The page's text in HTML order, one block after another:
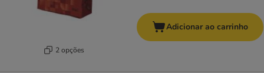
2 opções
Adicionar ao carrinho